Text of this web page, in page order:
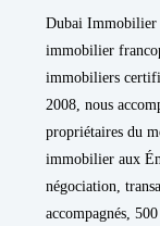
Dubai
immobilier
immobiliers
2008, nous
propriétaires du
immobilier aux
négociation,
accompagnés,